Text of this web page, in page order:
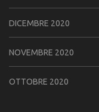
DICEMBRE 2020
NOVEMBRE 2020
OTTOBRE 2020